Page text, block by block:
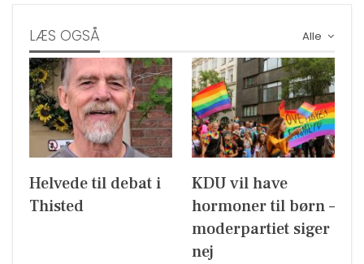
Alle
LÆS OGSÅ
Helvede til debat i
Thisted
KDU vil have
hormoner til børn –
moderpartiet siger
nej